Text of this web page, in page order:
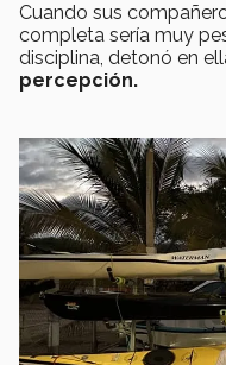
Cuando sus
completa sería muy
disciplina, detonó en
percepción.